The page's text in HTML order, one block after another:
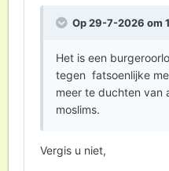
Op 29-7-2026 om
Het is een
tegen fatsoenlijke
meer te duchten van
moslims.
Vergis u niet,